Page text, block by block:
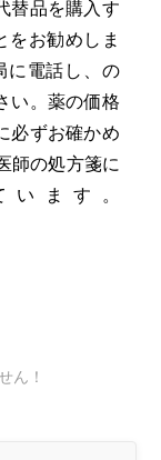
替品を購入す
をお勧めしま
に電話し、の
い。薬の価格
必ずお確かめ
師の処方箋に
ます。
ん！